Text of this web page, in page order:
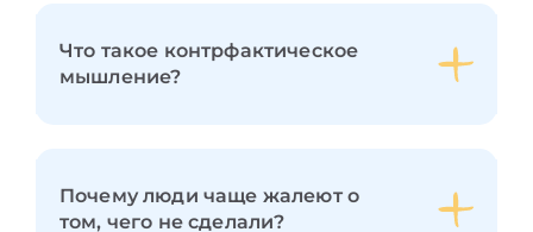
Что такое контрфактическое
мышление?
Почему люди чаще жалеют о
том, чего не сделали?